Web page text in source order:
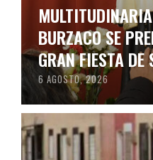
BURZACO SE
GRAN FIESTA DE
6 AGOSTO, 2026